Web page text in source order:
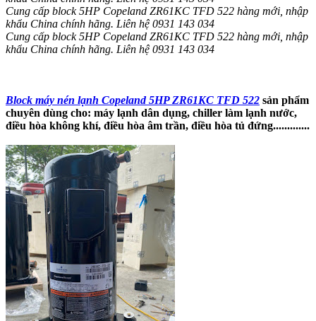
Cung cấp block 5HP Copeland ZR61KC TFD 522 hàng mới, nhập
khẩu China chính hãng. Liên hệ 0931 143 034
Cung cấp block 5HP Copeland ZR61KC TFD 522 hàng mới, nhập
khẩu China chính hãng. Liên hệ 0931 143 034
Block máy nén lạnh Copeland 5HP ZR61KC TFD 522 sản phẩm
chuyên dùng cho: máy lạnh dân dụng, chiller làm lạnh nước,
điều hòa không khí, điều hòa âm trần, điều hòa tủ đứng.............